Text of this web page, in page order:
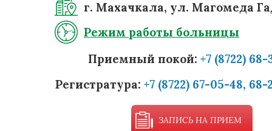
г. Махачкала, ул. Магомеда
Режим работы больницы
Приемный покой: +7 (8722)
Регистратура: +7 (8722) 67-05-48, 68-
ЗАПИСЬ НА ПРИЕМ